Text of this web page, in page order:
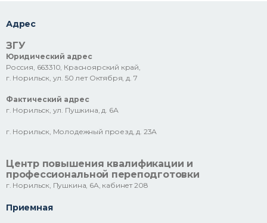
Адрес
ЗГУ
Юридический адрес
Россия, 663310, Красноярский край,
г. Норильск, ул. 50 лет Октября, д. 7
Фактический адрес
г. Норильск, ул. Пушкина, д. 6А
г. Норильск, Молодежный проезд, д. 23А
Центр повышения квалификации и
профессиональной переподготовки
г. Норильск, Пушкина, 6А, кабинет 208
Приемная